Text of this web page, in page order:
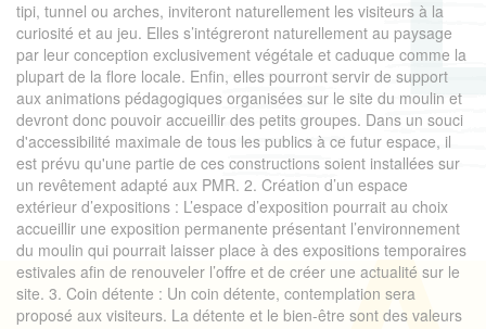
tipi, tunnel ou arches, inviteront naturellement les visiteurs à la
curiosité et au jeu. Elles s’intégreront naturellement au paysage
par leur conception exclusivement végétale et caduque comme la
plupart de la flore locale. Enfin, elles pourront servir de support
aux animations pédagogiques organisées sur le site du moulin et
devront donc pouvoir accueillir des petits groupes. Dans un souci
d'accessibilité maximale de tous les publics à ce futur espace, il
est prévu qu'une partie de ces constructions soient installées sur
un revêtement adapté aux PMR. 2. Création d’un espace
extérieur d’expositions : L’espace d’exposition pourrait au choix
accueillir une exposition permanente présentant l’environnement
du moulin qui pourrait laisser place à des expositions temporaires
estivales afin de renouveler l’offre et de créer une actualité sur le
site. 3. Coin détente : Un coin détente, contemplation sera
proposé aux visiteurs. La détente et le bien-être sont des valeurs